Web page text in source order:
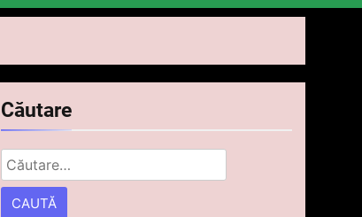
Căutare
Caută
după: